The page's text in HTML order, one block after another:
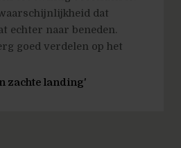
dat
echter naar beneden.
goed verdelen op het
zachte landing'